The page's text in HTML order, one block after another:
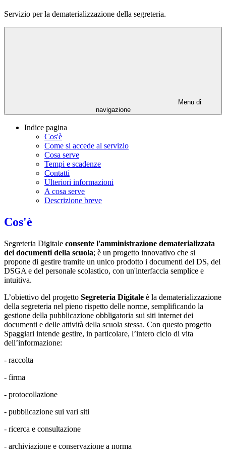
Servizio per la dematerializzazione della segreteria.
Menu di
navigazione
Indice pagina
Cos'è
Come si accede al servizio
Cosa serve
Tempi e scadenze
Contatti
Ulteriori informazioni
A cosa serve
Descrizione breve
Cos'è
Segreteria Digitale consente l'amministrazione dematerializzata
dei documenti della scuola; è un progetto innovativo che si
propone di gestire tramite un unico prodotto i documenti del DS, del
DSGA e del personale scolastico, con un'interfaccia semplice e
intuitiva.
L’obiettivo del progetto Segreteria Digitale è la dematerializzazione
della segreteria nel pieno rispetto delle norme, semplificando la
gestione della pubblicazione obbligatoria sui siti internet dei
documenti e delle attività della scuola stessa. Con questo progetto
Spaggiari intende gestire, in particolare, l’intero ciclo di vita
dell’informazione:
- raccolta
- firma
- protocollazione
- pubblicazione sui vari siti
- ricerca e consultazione
- archiviazione e conservazione a norma